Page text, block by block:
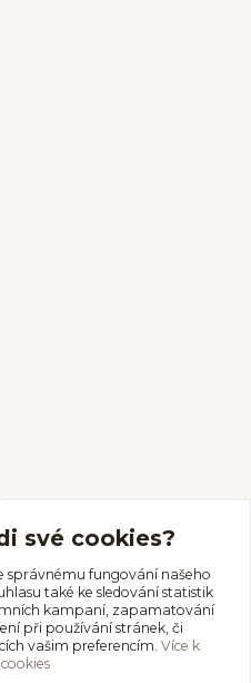
své cookies?
správnému fungování našeho
také ke sledování statistik
kampaní, zapamatování
při používání stránek, či
vašim preferencím. Více k